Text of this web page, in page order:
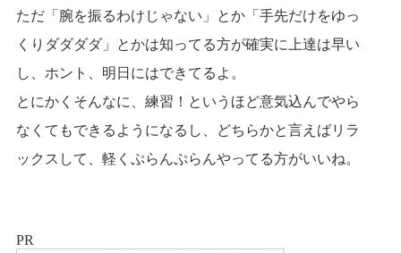
ただ「腕を振るわけじゃない」とか「手先だけをゆっ
くりダダダダ」とかは知ってる方が確実に上達は早い
し、ホント、明日にはできてるよ。
とにかくそんなに、練習！というほど意気込んでやら
なくてもできるようになるし、どちらかと言えばリラ
ックスして、軽くぷらんぷらんやってる方がいいね。
PR